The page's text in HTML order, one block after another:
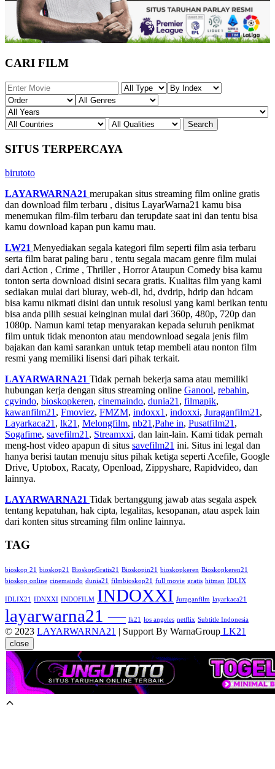
CARI FILM
SITUS TERPERCAYA
birutoto
LAYARWARNA21 merupakan situs streaming film online gratis
dan download film terbaru , disitus LayarWarna21 kamu bisa
menemukan film-film terbaru dan terupdate saat ini dan tentu bisa
kamu download kapan pun kamu mau.
LW21 Menyediakan segala kategori film seperti film asia terbaru
serta film barat paling baru , tentu segala macam genre film mulai
dari Action , Crime , Thriller , Horror Ataupun Comedy bisa kamu
tonton serta download disini secara gratis. Kualitas film yang kami
sediakan mulai dari bluray, web-dl, hd, dvdrip, hdrip dan hdcam
bisa kamu nikmati disini dan untuk resolusi yang kami berikan tentu
bisa anda pilih sesuai keinginan mulai dari 360p, 480p, 720p dan
1080p. Namun kami tetap menyarakan kepada seluruh penikmat
film untuk tidak menonton atau mendownload segala jenis film
bajakan dan kami sarankan untuk tetap membeli atau nonton film
resmi yang memiliki lisensi dari pihak terkait.
LAYARWARNA21 Tidak pernah bekerja sama atau memiliki
hubungan kerja dengan situs streaming online Ganool, rebahin,
cgvindo, bioskopkeren, cinemaindo, dunia21 , filmapik,
kawanfilm21 , Fmoviez, FMZM, indoxx1 , indoxxi, Juraganfilm21 ,
Layarkaca21 , lk21 , Melongfilm, nb21 ,Pahe in, Pusatfilm21 ,
Sogafime, savefilm21 , Streamxxi, dan lain-lain. Kami tidak pernah
meng-host video apapun di situs savefilm21 ini. Situs ini legal dan
hanya berisi tautan menuju situs pihak ketiga seperti Acefile, Google
Drive, Uptobox, Racaty, Openload, Zippyshare, Rapidvideo, dan
lainnya.
LAYARWARNA21 Tidak bertanggung jawab atas segala aspek
tentang kepatuhan, hak cipta, legalitas, kesopanan, atau aspek lain
dari konten situs streaming film online lainnya.
TAG
bioskop 21 bioskop21 BioskopGratis21 Bioskopin21 bioskopkeren Bioskopkeren21
bioskop online cinemaindo dunia21 filmbioskop21 full movie gratis hitman IDLIX
IDLIX21 IDNXXI INDOFILM INDOXXI Juraganfilm layarkaca21
layarwarna21 — lk21 los angeles netflix Subtitle Indonesia
© 2023 LAYARWARNA21 | Support By WarnaGroup LK21
close